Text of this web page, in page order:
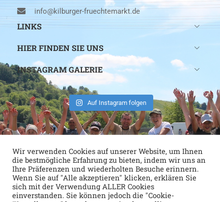
info@kilburger-fruechtemarkt.de
LINKS
HIER FINDEN SIE UNS
INSTAGRAM GALERIE
Auf Instagram folgen
Wir verwenden Cookies auf unserer Website, um Ihnen
die bestmögliche Erfahrung zu bieten, indem wir uns an
Ihre Präferenzen und wiederholten Besuche erinnern.
Wenn Sie auf "Alle akzeptieren" klicken, erklären Sie
sich mit der Verwendung ALLER Cookies
einverstanden. Sie können jedoch die "Cookie-